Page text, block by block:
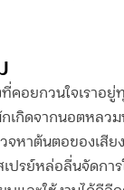
ที่คอยกวนใจเราอยู่
เกิดจากนอตหลว
จหาต้นตอของเสีย
ปรย์หล่อลื่นจัดการ